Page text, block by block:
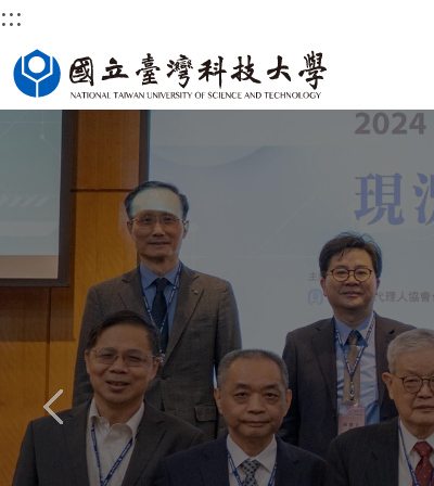
跳
到
主
:::
國立臺灣科技大學首頁